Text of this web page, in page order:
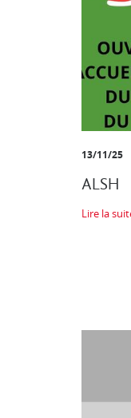
13/11/25
ALSH
Lire la